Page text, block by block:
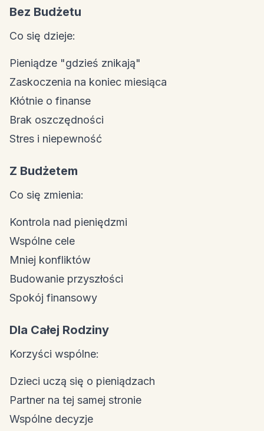
Bez Budżetu
Co się dzieje:
Pieniądze "gdzieś znikają"
Zaskoczenia na koniec miesiąca
Kłótnie o finanse
Brak oszczędności
Stres i niepewność
Z Budżetem
Co się zmienia:
Kontrola nad pieniędzmi
Wspólne cele
Mniej konfliktów
Budowanie przyszłości
Spokój finansowy
Dla Całej Rodziny
Korzyści wspólne:
Dzieci uczą się o pieniądzach
Partner na tej samej stronie
Wspólne decyzje